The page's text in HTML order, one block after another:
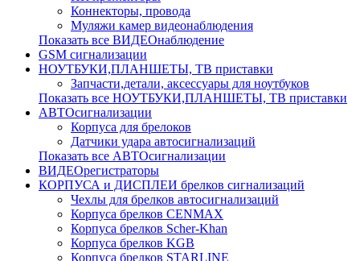
Коннекторы, провода
Муляжи камер видеонаблюдения
Показать все ВИДЕОнаблюдение
GSM сигнализации
НОУТБУКИ,ПЛАНШЕТЫ, ТВ приставки
Запчасти,детали, аксессуары для ноутбуков
Показать все НОУТБУКИ,ПЛАНШЕТЫ, ТВ приставки
АВТОсигнализации
Корпуса для брелоков
Датчики удара автосигнализаций
Показать все АВТОсигнализации
ВИДЕОрегистраторы
КОРПУСА и ДИСПЛЕИ брелков сигнализаций
Чехлы для брелков автосигнализаций
Корпуса брелков CENMAX
Корпуса брелков Scher-Khan
Корпуса брелков KGB
Корпуса брелков STARLINE